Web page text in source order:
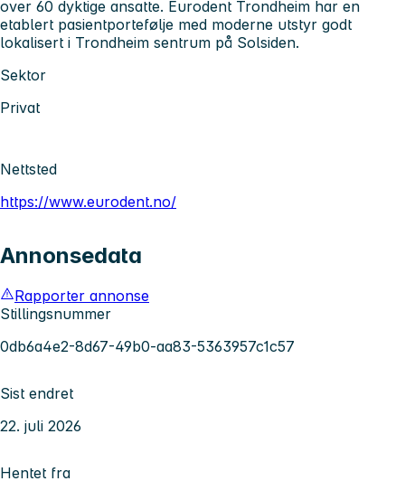
over 60 dyktige ansatte. Eurodent Trondheim har en
etablert pasientportefølje med moderne utstyr godt
lokalisert i Trondheim sentrum på Solsiden.
Sektor
Privat
Nettsted
https://www.eurodent.no/
Annonsedata
Rapporter annonse
Stillingsnummer
0db6a4e2-8d67-49b0-aa83-5363957c1c57
Sist endret
22. juli 2026
Hentet fra